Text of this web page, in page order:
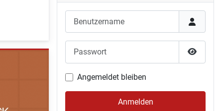
Angemeldet bleiben
Anmelden